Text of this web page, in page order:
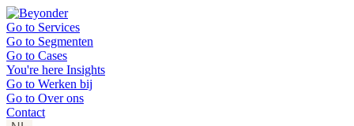
Go to Services
Go to Segmenten
Go to Cases
You're here Insights
Go to Werken bij
Go to Over ons
Contact